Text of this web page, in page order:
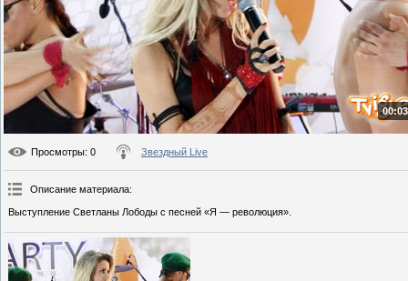
Просмотры: 0 Звездный Live
Описание материала:
Выступление Светланы Лободы с песней «Я — революция».